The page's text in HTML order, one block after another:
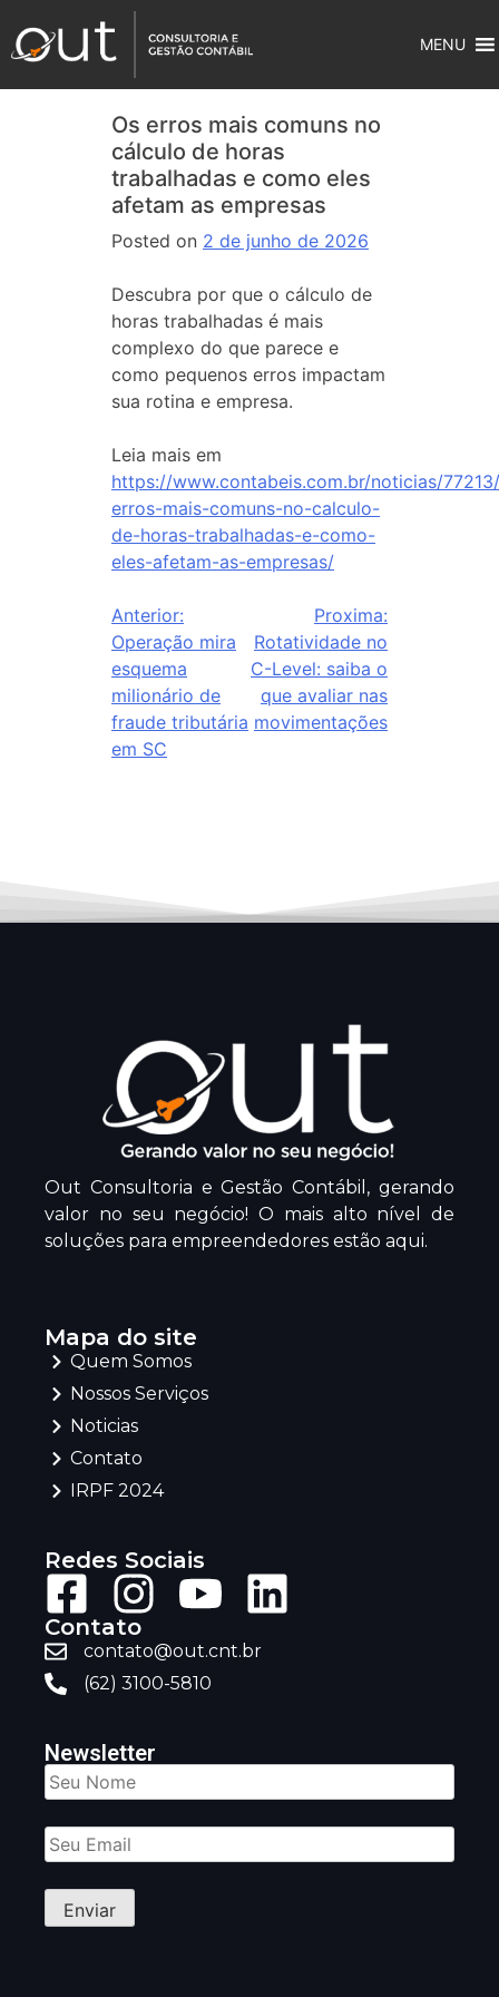
MENU
Os erros mais comuns no
cálculo de horas
trabalhadas e como eles
afetam as empresas
Posted on 2 de junho de 2026
Descubra por que o cálculo de
horas trabalhadas é mais
complexo do que parece e
como pequenos erros impactam
sua rotina e empresa.
Leia mais em
https://www.contabeis.com.br/noticias/
erros-mais-comuns-no-calculo-
de-horas-trabalhadas-e-como-
eles-afetam-as-empresas/
Anterior:
Operação mira
esquema
milionário de
fraude tributária
em SC
Proxima:
Rotatividade no
C-Level: saiba o
que avaliar nas
movimentações
Out Consultoria e Gestão Contábil, gerando
valor no seu negócio! O mais alto nível de
soluções para empreendedores estão aqui.
Mapa do site
Quem Somos
Nossos Serviços
Noticias
Contato
IRPF 2024
Redes Sociais
Contato
contato@out.cnt.br
(62) 3100-5810
Newsletter